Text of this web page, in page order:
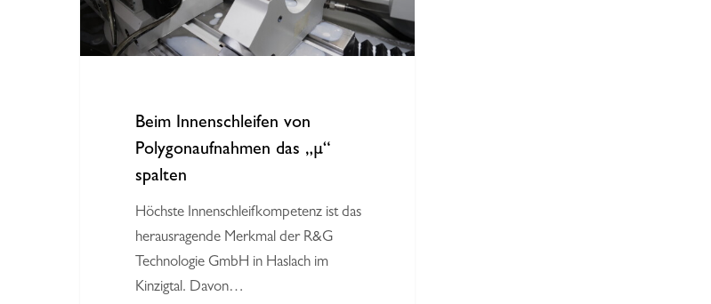
Beim Innenschleifen von
Polygonaufnahmen das „µ“
spalten
Höchste Innenschleifkompetenz ist das
herausragende Merkmal der R&G
Technologie GmbH in Haslach im
Kinzigtal. Davon…